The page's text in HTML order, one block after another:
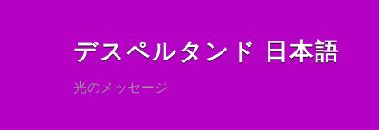
デスペルタンド 日本語
光のメッセージ